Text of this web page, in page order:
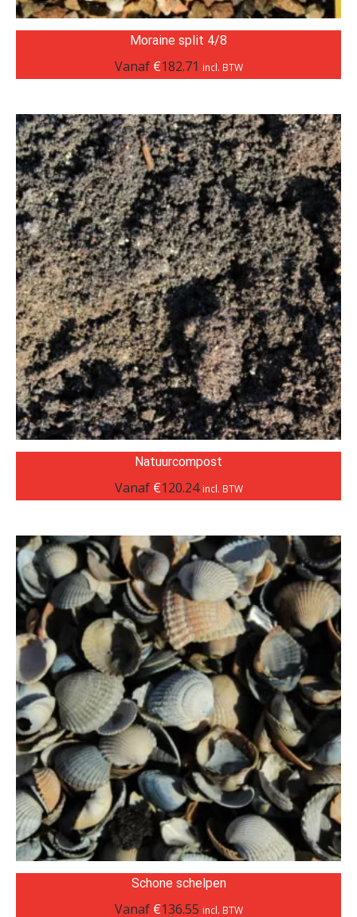
Moraine split 4/8
Vanaf €182.71 incl. BTW
Natuurcompost
Vanaf €120.24 incl. BTW
Schone schelpen
Vanaf €136.55 incl. BTW